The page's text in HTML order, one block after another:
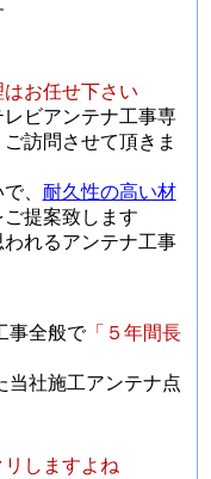
お任せ下さい
ビアンテナ工事専
訪問させて頂きま
、 耐久性の高い材
ご提案致します
われるアンテナ工事
事全般で「５年間長
当社施工アンテナ点
しますよね